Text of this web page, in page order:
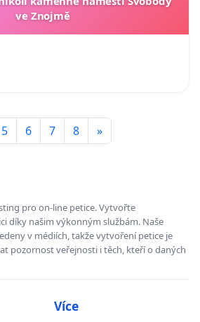
ve Znojmě
5 6 7 8 »
pro on-line petice. Vytvořte
díky našim výkonným službám. Naše
v médiích, takže vytvoření petice je
pozornost veřejnosti i těch, kteří o daných
Více